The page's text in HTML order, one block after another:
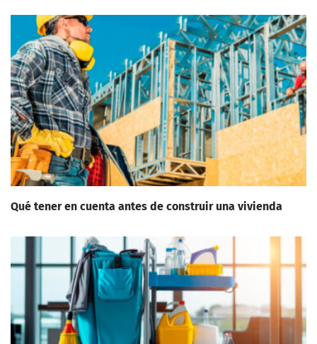
Qué tener en cuenta antes de construir una vivienda